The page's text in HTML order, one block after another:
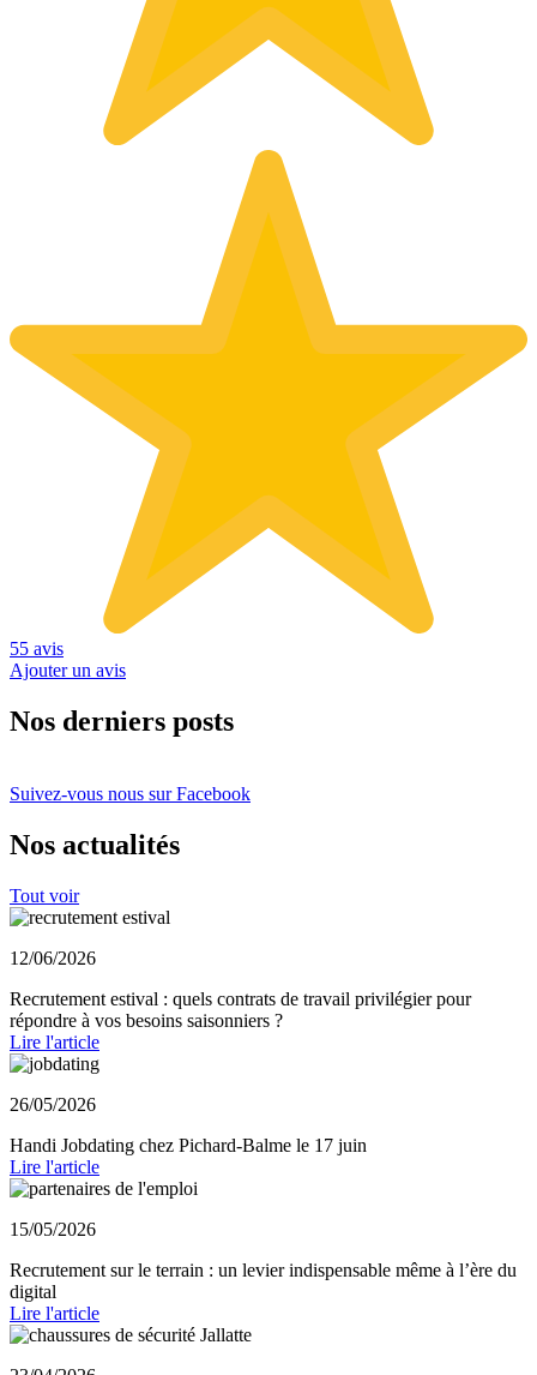
55 avis
Ajouter un avis
Nos derniers posts
Suivez-vous nous sur Facebook
Nos actualités
Tout voir
12/06/2026
Recrutement estival : quels contrats de travail privilégier pour
répondre à vos besoins saisonniers ?
Lire l'article
26/05/2026
Handi Jobdating chez Pichard-Balme le 17 juin
Lire l'article
15/05/2026
Recrutement sur le terrain : un levier indispensable même à l’ère du
digital
Lire l'article